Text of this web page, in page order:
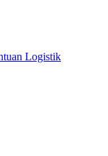
Logistik